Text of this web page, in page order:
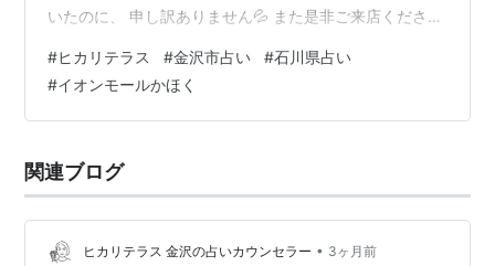
いたのに、 申し訳ありません💦 また是非ご来店ください
ません💦 占いって、いつ行ったらいいですか？と聞かれ
たので リピーター様に聞かれたのです。 みんなどんなタ
イミングで占い来てますか？と。 結論から言いますと、
らっしゃってください！✨ 悩むのは、現状がご本人にと
って良くないからだ…
#ヒカリテラス #金沢市占い #石川県占い
#イオンモールかほく
関連ブログ
ヒカリテラス 金沢の占いカウンセラー • 3ヶ月前